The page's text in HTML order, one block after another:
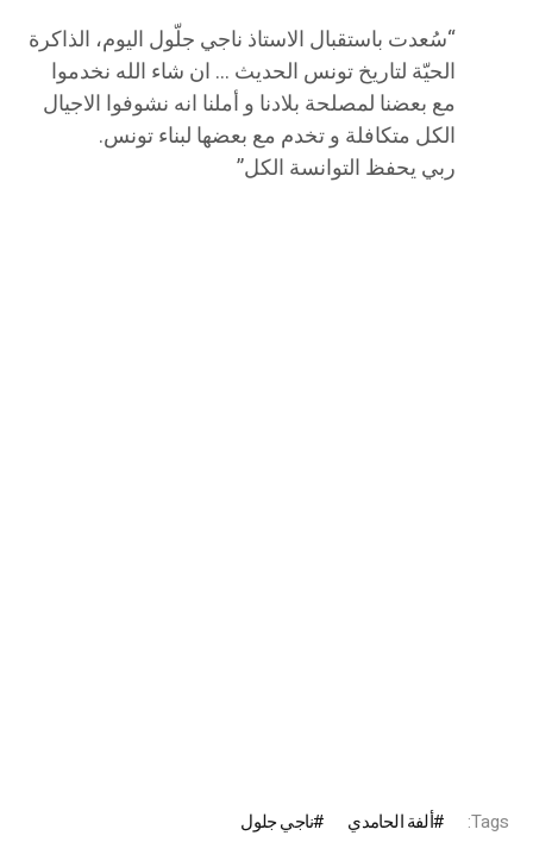
“سُعدت باستقبال الاستاذ ناجي جلّول اليوم، الذاكرة
الحيّة لتاريخ تونس الحديث … ان شاء الله نخدموا
مع بعضنا لمصلحة بلادنا و أملنا انه نشوفوا الاجيال
الكل متكافلة و تخدم مع بعضها لبناء تونس.
ربي يحفظ التوانسة الكل”
Tags: ألفة الحامدي ناجي جلول